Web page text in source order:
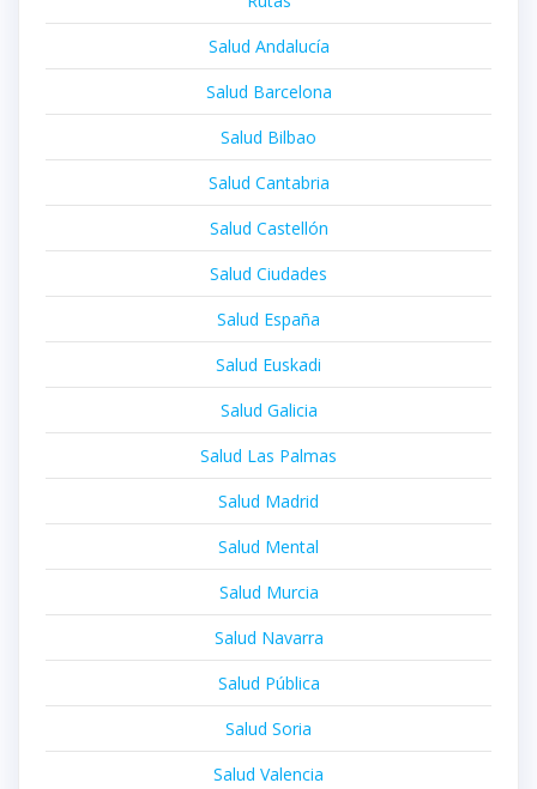
Salud Andalucía
Salud Barcelona
Salud Bilbao
Salud Cantabria
Salud Castellón
Salud Ciudades
Salud España
Salud Euskadi
Salud Galicia
Salud Las Palmas
Salud Madrid
Salud Mental
Salud Murcia
Salud Navarra
Salud Pública
Salud Soria
Salud Valencia